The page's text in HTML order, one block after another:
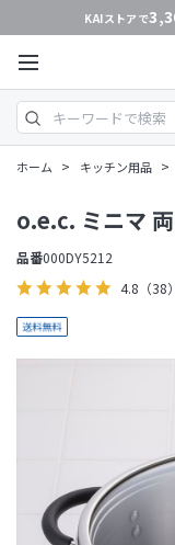
KAIストアで
ホーム > キッチン用品 >
4.8 （38）
o.e.c. ミニマ
品番000DY5212